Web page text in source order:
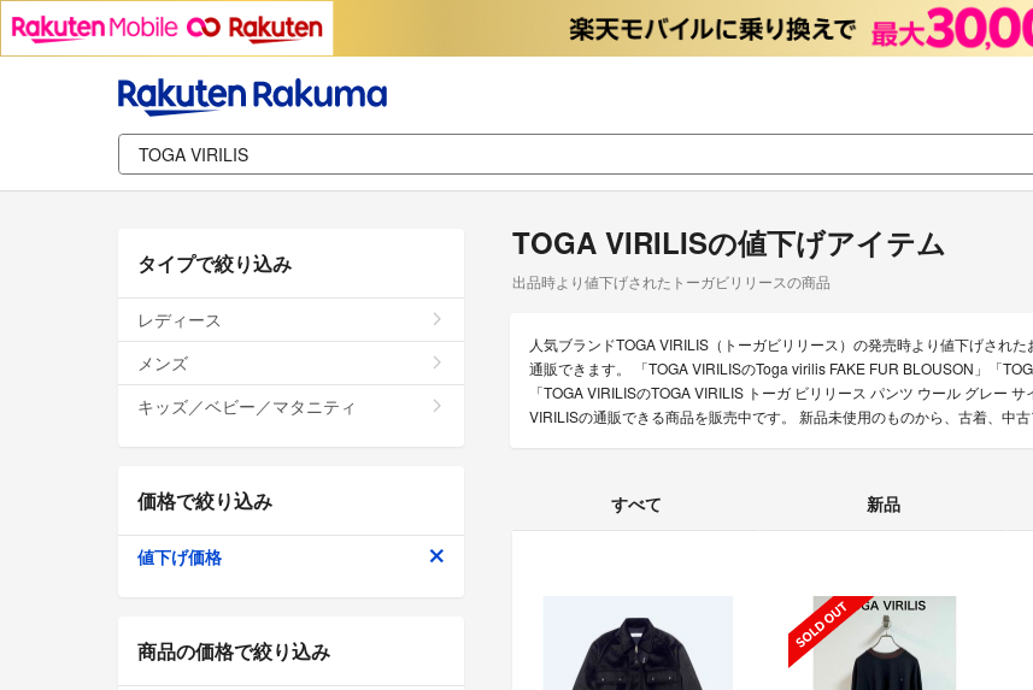
TOGA VIRILISの値下げアイテム
出品時より値下げされたトーガビリリースの商品
人気ブランドTOGA VIRILIS（トーガビリリース）の発売時より値下げされ
通販できます。 「TOGA VIRILISのToga virilis FAKE FUR BLOUSON」「
「TOGA VIRILISのTOGA VIRILIS トーガ ビリリース パンツ ウール グレー
VIRILISの通販できる商品を販売中です。 新品未使用のものから、古着、中古
すべて 新品
タイプで絞り込み
レディース
メンズ
キッズ／ベビー／マタニティ
価格で絞り込み
値下げ価格
商品の価格で絞り込み